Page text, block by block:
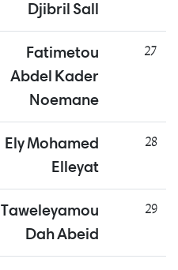
Djibril Sall
27
Fatimetou
Abdel Kader
Noemane
28
Ely Mohamed
Elleyat
29
Taweleyamou
Dah Abeid